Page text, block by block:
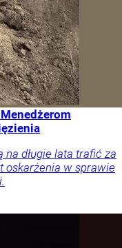
długie lata trafić za
oskarżenia w sprawie